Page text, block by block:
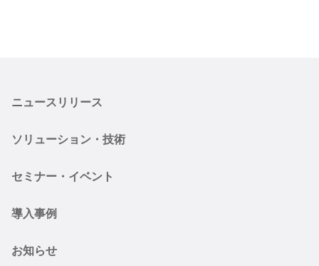
ニュースリリース
ソリューション・技術
セミナー・イベント
導入事例
お知らせ